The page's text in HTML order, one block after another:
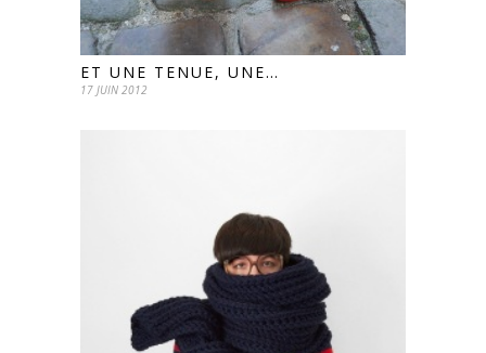
ET UNE TENUE, UNE…
17 JUIN 2012